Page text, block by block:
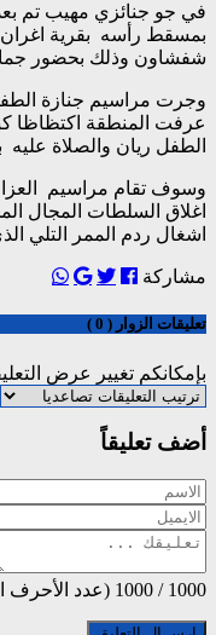
في جو جنائزي مهيب تم
بمسقط رأسه بقرية اغران
شفشاون وذلك بحضور
وجرت مراسيم جنازة
عرفت المنطقة اكتظاظا
الطفل ريان والصلاة
وسوف تقام مراسيم
اغلاق السلطات المجال
اشغال ردم الممر التلي
مشاركة
تعليقات الزوار ( 0 )
بإمكانكم تغيير عرض
أضف تعليقاً
1000
/
1000 (عدد الأحرف